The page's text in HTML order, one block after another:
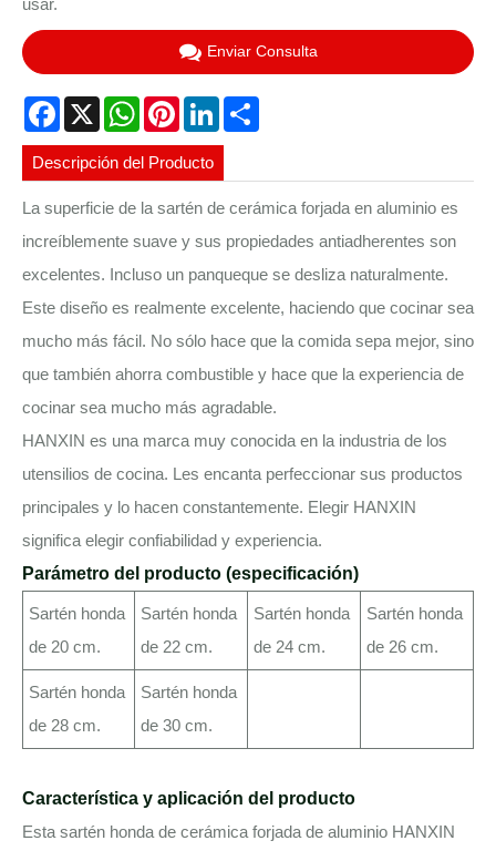
Enviar Consulta
Facebook
X WhatsAppPinterestLinkedIn
Descripción del Producto
La superficie de la sartén de cerámica forjada en aluminio es
increíblemente suave y sus propiedades antiadherentes son
excelentes. Incluso un panqueque se desliza naturalmente.
Este diseño es realmente excelente, haciendo que cocinar sea
mucho más fácil. No sólo hace que la comida sepa mejor, sino
que también ahorra combustible y hace que la experiencia de
cocinar sea mucho más agradable.
HANXIN es una marca muy conocida en la industria de los
utensilios de cocina. Les encanta perfeccionar sus productos
principales y lo hacen constantemente. Elegir HANXIN
significa elegir confiabilidad y experiencia.
Parámetro del producto (especificación)
Sartén honda
de 20 cm.
Sartén honda
de 22 cm.
Sartén honda
de 24 cm.
Sartén honda
de 26 cm.
Sartén honda
de 28 cm.
Sartén honda
de 30 cm.
Característica y aplicación del producto
Esta sartén honda de cerámica forjada de aluminio HANXIN